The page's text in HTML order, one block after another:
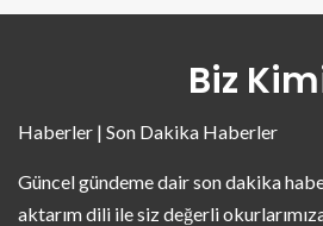
Biz
Haberler | Son Dakika Haberler
Güncel gündeme dair son dakika
aktarım dili ile siz değerli